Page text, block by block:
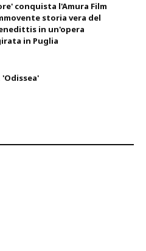
conquista l'Amura Film
storia vera del
in un'opera
in Puglia
'Odissea'